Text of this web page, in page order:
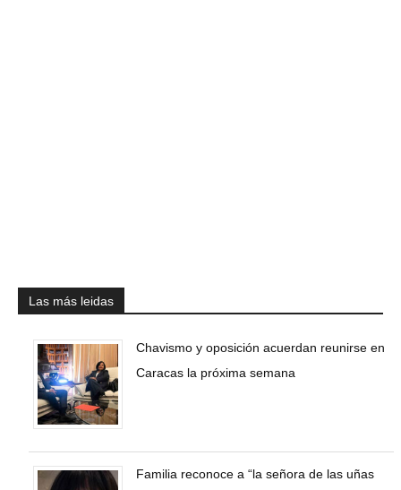
Las más leidas
Chavismo y oposición acuerdan reunirse en
Caracas la próxima semana
Familia reconoce a “la señora de las uñas